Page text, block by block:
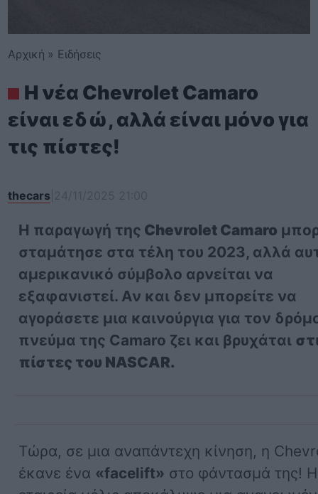
Αρχική » Ειδήσεις
Η νέα Chevrolet Camaro
είναι εδώ, αλλά είναι μόνο για
τις πίστες!
thecars
Η παραγωγή της Chevrolet Camaro
σταμάτησε στα τέλη του 2023, αλλά
αμερικανικό σύμβολο αρνείται να
εξαφανιστεί. Αν και δεν μπορείτε να
αγοράσετε μια καινούργια για τον
πνεύμα της Camaro ζει και βρυχάται
πίστες του NASCAR.
Τώρα, σε μια αναπάντεχη κίνηση, η
έκανε ένα «facelift» στο φάντασμά της! Η